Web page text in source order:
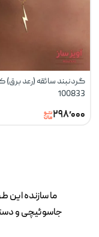
گردنبند سائقه (رعد برق)
100833
۲۹۸٬۰۰۰
ما سازنده این
جاسوئیچی و